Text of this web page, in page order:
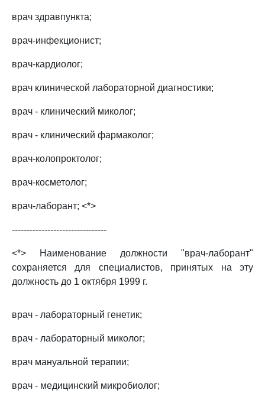
врач здравпункта;
врач-инфекционист;
врач-кардиолог;
врач клинической лабораторной диагностики;
врач - клинический миколог;
врач - клинический фармаколог;
врач-колопроктолог;
врач-косметолог;
врач-лаборант; <*>
--------------------------------
<*> Наименование должности "врач-лаборант"
сохраняется для специалистов, принятых на эту
должность до 1 октября 1999 г.
врач - лабораторный генетик;
врач - лабораторный миколог;
врач мануальной терапии;
врач - медицинский микробиолог;